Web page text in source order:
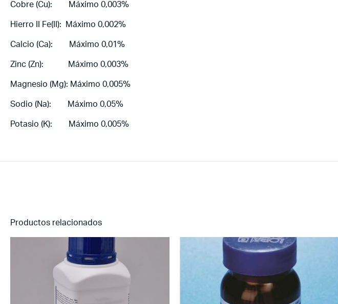
Cobre (Cu): Máximo 0,003%
Hierro II Fe(II): Máximo 0,002%
Calcio (Ca): Máximo 0,01%
Zinc (Zn): Máximo 0,003%
Magnesio (Mg): Máximo 0,005%
Sodio (Na): Máximo 0,05%
Potasio (K): Máximo 0,005%
Productos relacionados